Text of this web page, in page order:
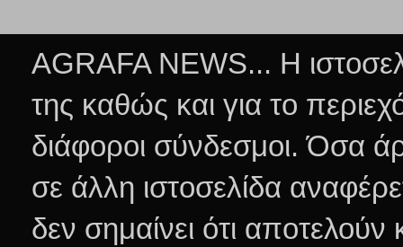
AGRAFA NEWS... Η
της καθώς και για το
διάφοροι σύνδεσμοι.Όσα
σε άλλη ιστοσελίδα
δεν σημαίνει ότι